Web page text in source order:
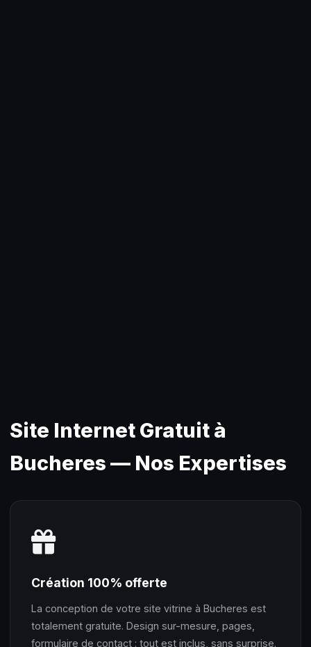
Site Internet Gratuit à
Bucheres — Nos Expertises
Création 100% offerte
La conception de votre site vitrine à Bucheres est
totalement gratuite. Design sur-mesure, pages,
formulaire de contact : tout est inclus, sans surprise.